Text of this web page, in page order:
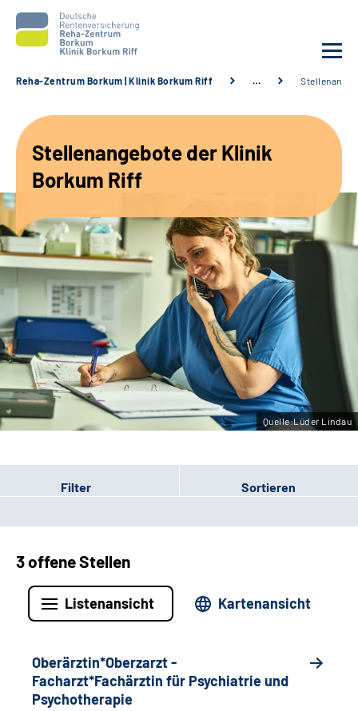
Unsere Angebote
Karriere
Sozialdienste & Zuweisende
Suche
Leichte Sprache
Gebärdensprache
Reha-Zentrum Borkum | Klinik Borkum Riff …
Stellenangebote der Klinik
Borkum Riff
Quelle:Lüder Lindau
Filter Sortieren
3 offene Stellen
Listenansicht Kartenansicht
Oberärztin*Oberzarzt -
Facharzt*Fachärztin für Psychiatrie und
Psychotherapie